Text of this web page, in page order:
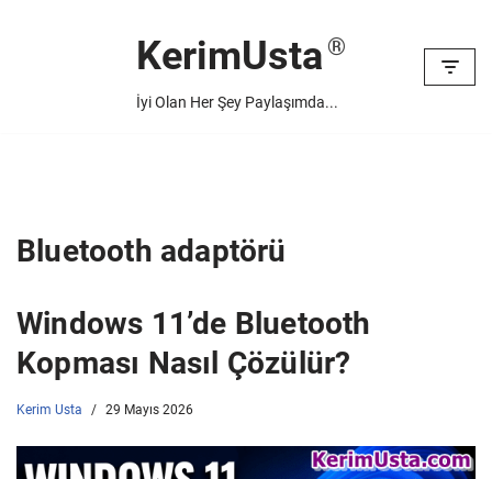
KerimUsta
İyi Olan Her Şey Paylaşımda...
Bluetooth adaptörü
Windows 11’de Bluetooth
Kopması Nasıl Çözülür?
Kerim Usta 29 Mayıs 2026